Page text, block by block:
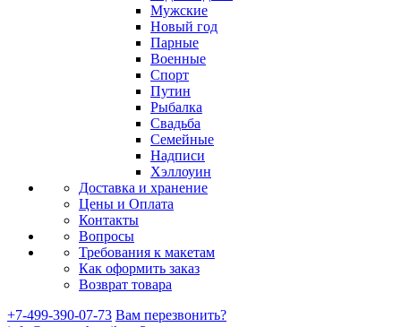
Мужские
Новый год
Парные
Военные
Спорт
Путин
Рыбалка
Свадьба
Семейные
Надписи
Хэллоуин
Доставка и хранение
Цены и Оплата
Контакты
Вопросы
Требования к макетам
Как оформить заказ
Возврат товара
+7-499-390-07-73 Вам перезвонить?